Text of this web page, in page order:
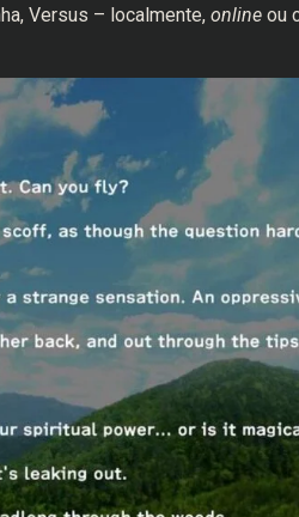
Versus – localmente, onlineou